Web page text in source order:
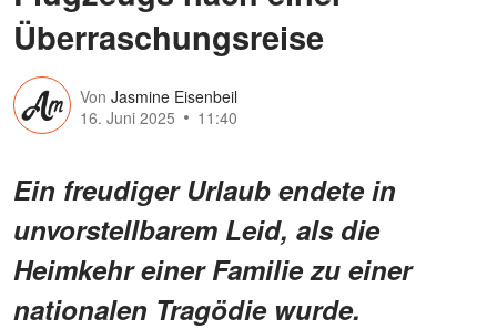
Überraschungsreise
Von Jasmine Eisenbeil
16. Juni 2025
11:40
Ein freudiger Urlaub endete in
unvorstellbarem Leid, als die
Heimkehr einer Familie zu einer
nationalen Tragödie wurde.